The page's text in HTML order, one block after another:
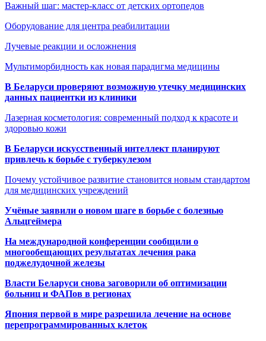
Важный шаг: мастер-класс от детских ортопедов
Оборудование для центра реабилитации
Лучевые реакции и осложнения
Мультиморбидность как новая парадигма медицины
В Беларуси проверяют возможную утечку медицинских
данных пациентки из клиники
Лазерная косметология: современный подход к красоте и
здоровью кожи
В Беларуси искусственный интеллект планируют
привлечь к борьбе с туберкулезом
Почему устойчивое развитие становится новым стандартом
для медицинских учреждений
Учёные заявили о новом шаге в борьбе с болезнью
Альцгеймера
На международной конференции сообщили о
многообещающих результатах лечения рака
поджелудочной железы
Власти Беларуси снова заговорили об оптимизации
больниц и ФАПов в регионах
Япония первой в мире разрешила лечение на основе
перепрограммированных клеток